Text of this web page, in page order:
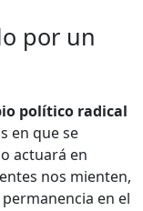
por un
político radical
en que se
actuará en
nos mienten,
en el